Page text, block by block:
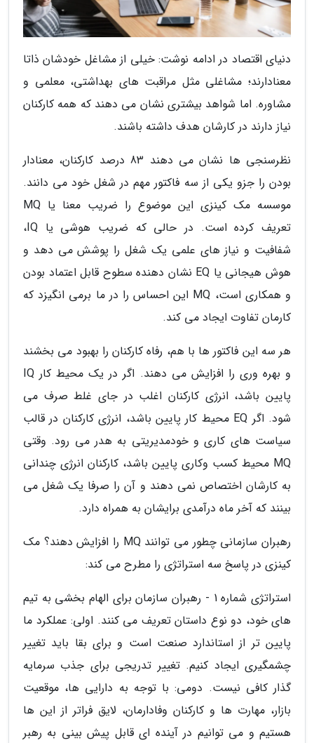
دنیای اقتصاد در ادامه نوشت: خیلی از مشاغل خودشان ذاتا
معنادارند؛ مشاغلی مثل مراقبت های بهداشتی، معلمی و
مشاوره. اما شواهد بیشتری نشان می دهند که همه کارکنان
نیاز دارند در کارشان هدف داشته باشند.
نظرسنجی ها نشان می دهند 83 درصد کارکنان، معنادار
بودن را جزو یکی از سه فاکتور مهم در شغل خود می دانند.
موسسه مک کینزی این موضوع را ضریب معنا یا MQ
تعریف کرده است. در حالی که ضریب هوشی یا IQ،
شفافیت و نیاز های علمی یک شغل را پوشش می دهد و
هوش هیجانی یا EQ نشان دهنده سطوح قابل اعتماد بودن
و همکاری است، MQ این احساس را در ما برمی انگیزد که
کارمان تفاوت ایجاد می کند.
هر سه این فاکتور ها با هم، رفاه کارکنان را بهبود می بخشند
و بهره وری را افزایش می دهند. اگر در یک محیط کار IQ
پایین باشد، انرژی کارکنان اغلب در جای غلط صرف می
شود. اگر EQ محیط کار پایین باشد، انرژی کارکنان در قالب
سیاست های کاری و خودمدیریتی به هدر می رود. وقتی
MQ محیط کسب وکاری پایین باشد، کارکنان انرژی چندانی
به کارشان اختصاص نمی دهند و آن را صرفا یک شغل می
بینند که آخر ماه درآمدی برایشان به همراه دارد.
رهبران سازمانی چطور می توانند MQ را افزایش دهند؟ مک
کینزی در پاسخ سه استراتژی را مطرح می کند:
استراتژی شماره 1 - رهبران سازمان برای الهام بخشی به تیم
های خود، دو نوع داستان تعریف می کنند. اولی: عملکرد ما
پایین تر از استاندارد صنعت است و برای بقا باید تغییر
چشمگیری ایجاد کنیم. تغییر تدریجی برای جذب سرمایه
گذار کافی نیست. دومی: با توجه به دارایی ها، موقعیت
بازار، مهارت ها و کارکنان وفادارمان، لایق فراتر از این ها
هستیم و می توانیم در آینده ای قابل پیش بینی به رهبر